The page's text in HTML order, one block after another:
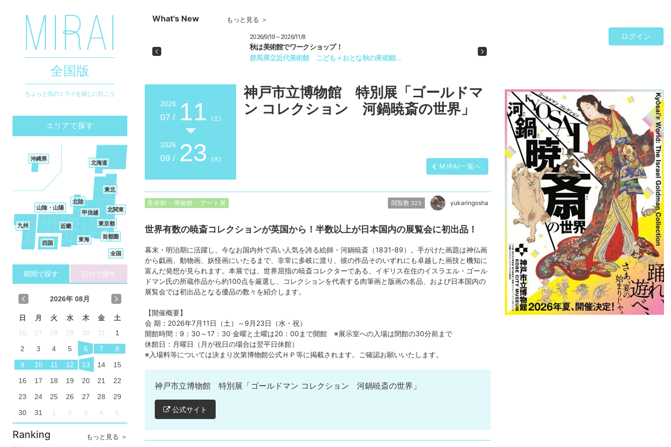
全国版
ちょっと先のミライを探しに行こう
エリアで探す
北海道
東北
北関東
東京都
首都圏
甲信越
東海
北陸
近畿
山陰・山陽
四国
九州
沖縄県
全国
期間で探す 日付で探す
2026年 08月
日 月 火 水 木 金
土
26
27 28 29 30 31
1
2
3 4 5 6 7
8
9
10 11 12 13 14
15
16
17 18 19 20 21
22
23
24 25 26 27 28
29
30
31 1 2 3 4 5
Ranking もっと見る ＞
What's New もっと見る ＞
2026/9/19～2026/11/8
秋は美術館でワークショップ！
群馬県立近代美術館 こども＋おとな秋の美術館…
Previous Next
ログイン
2026
07 / 11 (土)
2026
09 / 23 (水)
神戸市立博物館 特別展「ゴールドマ
ン コレクション 河鍋暁斎の世界」
MIRAI一覧へ
美術館・博物館・アート展 閲覧数 323 yukaringosha
世界有数の暁斎コレクションが英国から！半数以上が日本国内の展覧会に初出品！
幕末・明治期に活躍し、今なお国内外で高い人気を誇る絵師・河鍋暁斎（1831-89）。手がけた画題は神仏画
から戯画、動物画、妖怪画にいたるまで、非常に多岐に渡り、彼の作品そのいずれにも卓越した画技と機知に
富んだ発想が見られます。本展では、世界屈指の暁斎コレクターである、イギリス在住のイスラエル・ゴール
ドマン氏の所蔵作品から約100点を厳選し、コレクションを代表する肉筆画と版画の名品、および日本国内の
展覧会では初出品となる優品の数々を紹介します。
【開催概要】
会 期：2026年7月11日（土）～9月23日（水・祝）
開館時間：9：30～17：30 金曜と土曜は20：00まで開館 ※展示室への入場は閉館の30分前まで
休館日：月曜日（月が祝日の場合は翌平日休館）
※入場料等については決まり次第博物館公式ＨＰ等に掲載されます。ご確認お願いいたします。
神戸市立博物館 特別展「ゴールドマン コレクション 河鍋暁斎の世界」
公式サイト